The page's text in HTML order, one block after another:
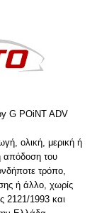
G POiNT ADV
ολική, μερική ή
απόδοση του
τρόπο,
ή άλλο, χωρίς
2121/1993 και